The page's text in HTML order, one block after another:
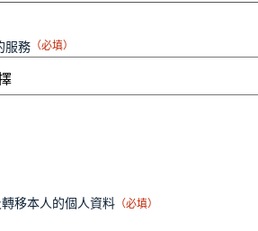
服務（必填）
移本人的個人資料 （必填）